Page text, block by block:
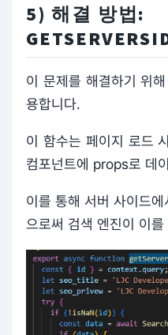
5) 해결 방법:
이 문제를 해결하기 위
용합니다.
이 함수는 페이지 로드
컴포넌트에 props로 데
이를 통해 서버 사이드
으로써 검색 엔진이 이